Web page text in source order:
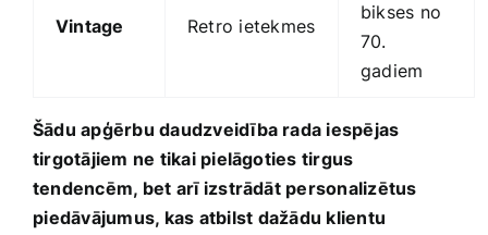
Vintage Retro ietekmes
bikses no​
70.
‌gadiem
Šādu apģērbu daudzveidība rada iespējas
tirgotājiem ne tikai pielāgoties tirgus
tendencēm, bet arī ⁤izstrādāt personalizētus
⁤piedāvājumus, kas atbilst ⁣dažādu klientu⁣